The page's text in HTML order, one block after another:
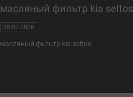
масляный фильтр kia seltos
30.07.2026
масляный фильтр kia seltos